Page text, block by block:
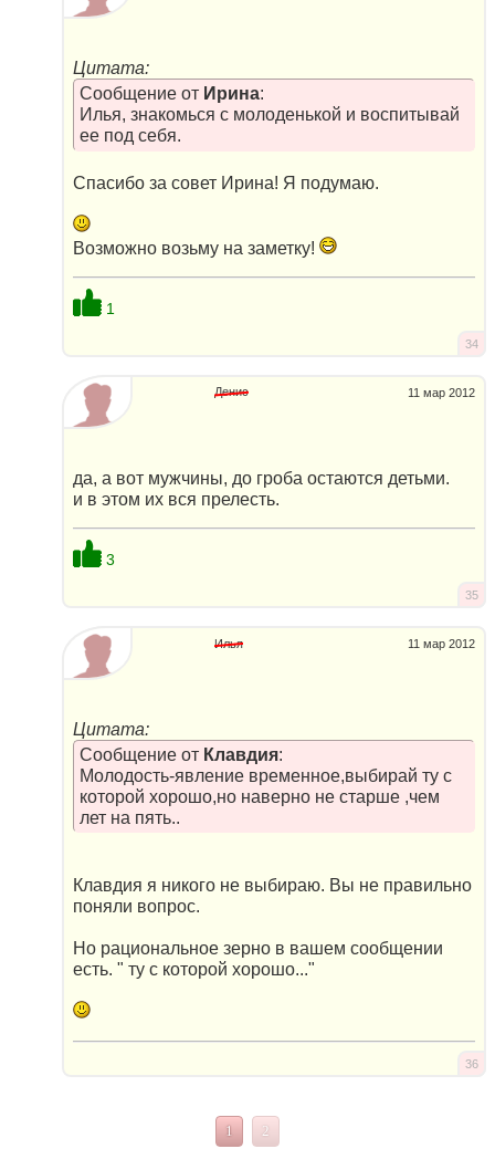
Цитата:
Сообщение от Ирина:
Илья, знакомься с молоденькой и воспитывай
ее под себя.
Спасибо за совет Ирина! Я подумаю.
Возможно возьму на заметку!
1
34
11 мар 2012
Денис
да, а вот мужчины, до гроба остаются детьми.
и в этом их вся прелесть.
3
35
11 мар 2012
Илья
Цитата:
Сообщение от Клавдия:
Молодость-явление временное,выбирай ту с
которой хорошо,но наверно не старше ,чем
лет на пять..
Клавдия я никого не выбираю. Вы не правильно
поняли вопрос.
Но рациональное зерно в вашем сообщении
есть. " ту с которой хорошо..."
36
1 2